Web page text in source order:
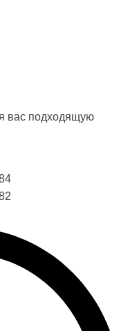
вас подходящую